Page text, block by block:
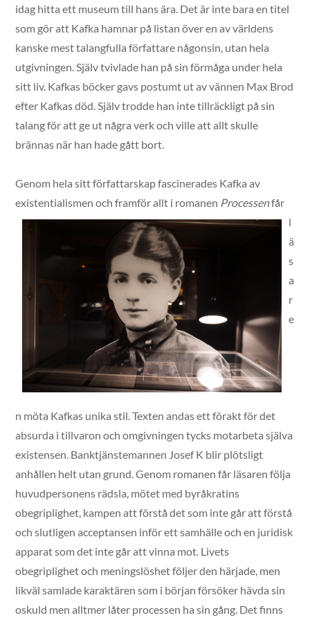
idag hitta ett museum till hans ära. Det är inte bara en titel
som gör att Kafka hamnar på listan över en av världens
kanske mest talangfulla författare någonsin, utan hela
utgivningen. Själv tvivlade han på sin förmåga under hela
sitt liv. Kafkas böcker gavs postumt ut av vännen Max Brod
efter Kafkas död. Själv trodde han inte tillräckligt på sin
talang för att ge ut några verk och ville att allt skulle
brännas när han hade gått bort.
Genom hela sitt författarskap fascinerades Kafka av
existentialismen och framför allt i romanen Processenfår
l
ä
s
a
r
e
n möta Kafkas unika stil. Texten andas ett förakt för det
absurda i tillvaron och omgivningen tycks motarbeta själva
existensen. Banktjänstemannen Josef K blir plötsligt
anhållen helt utan grund. Genom romanen får läsaren följa
huvudpersonens rädsla, mötet med byråkratins
obegriplighet, kampen att förstå det som inte går att förstå
och slutligen acceptansen inför ett samhälle och en juridisk
apparat som det inte går att vinna mot. Livets
obegriplighet och meningslöshet följer den härjade, men
likväl samlade karaktären som i början försöker hävda sin
oskuld men alltmer låter processen ha sin gång. Det finns